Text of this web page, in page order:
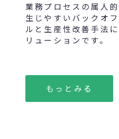
業務プロセスの属人
生じやすいバックオ
ルと生産性改善手法
リューションです。
もっとみる